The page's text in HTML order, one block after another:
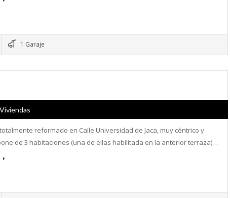
1 Garaje
reformado en Calle Universidad de Jaca, muy céntrico y
de 3 habitaciones (una de ellas habilitada en la anterior terraza)…